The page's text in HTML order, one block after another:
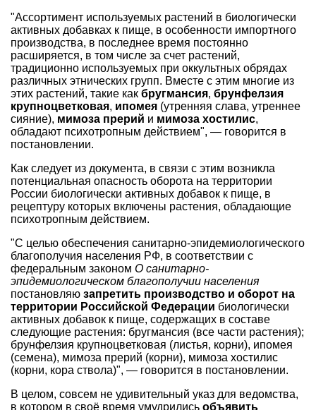
"Ассортимент используемых растений в биологически
активных добавках к пище, в особенности импортного
производства, в последнее время постоянно
расширяется, в том числе за счет растений,
традиционно используемых при оккультных обрядах
различных этнических групп. Вместе с этим многие из
этих растений, такие как бругмансия, брунфелзия
крупноцветковая, ипомея (утренняя слава, утреннее
сияние), мимоза прерий и мимоза хостилис,
обладают психотропным действием", — говорится в
постановлении.
Как следует из документа, в связи с этим возникла
потенциальная опасность оборота на территории
России биологически активных добавок к пище, в
рецептуру которых включены растения, обладающие
психотропным действием.
"С целью обеспечения санитарно-эпидемиологического
благополучия населения РФ, в соответствии с
федеральным законом О санитарно-
эпидемиологическом благополучии населения
постановляю запретить производство и оборот на
территории Российской Федерации биологически
активных добавок к пище, содержащих в составе
следующие растения: бругмансия (все части растения);
брунфелзия крупноцветковая (листья, корни), ипомея
(семена), мимоза прерий (корни), мимоза хостилис
(корни, кора ствола)", — говорится в постановлении.
В целом, совсем не удивительный указ для ведомства,
в котором в своё время умудрились объявить